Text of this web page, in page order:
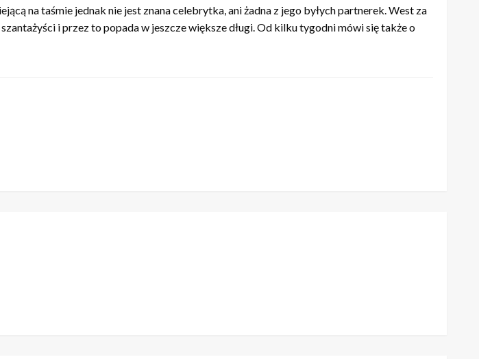
na taśmie jednak nie jest znana celebrytka, ani żadna z jego byłych partnerek. West za
i przez to popada w jeszcze większe długi. Od kilku tygodni mówi się także o